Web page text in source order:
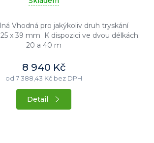
Vhodná pro jakýkoliv druh tryskání
x 39 mm K dispozici ve dvou délkách:
20 a 40 m
8 940 Kč
od 7 388,43 Kč bez DPH
Detail